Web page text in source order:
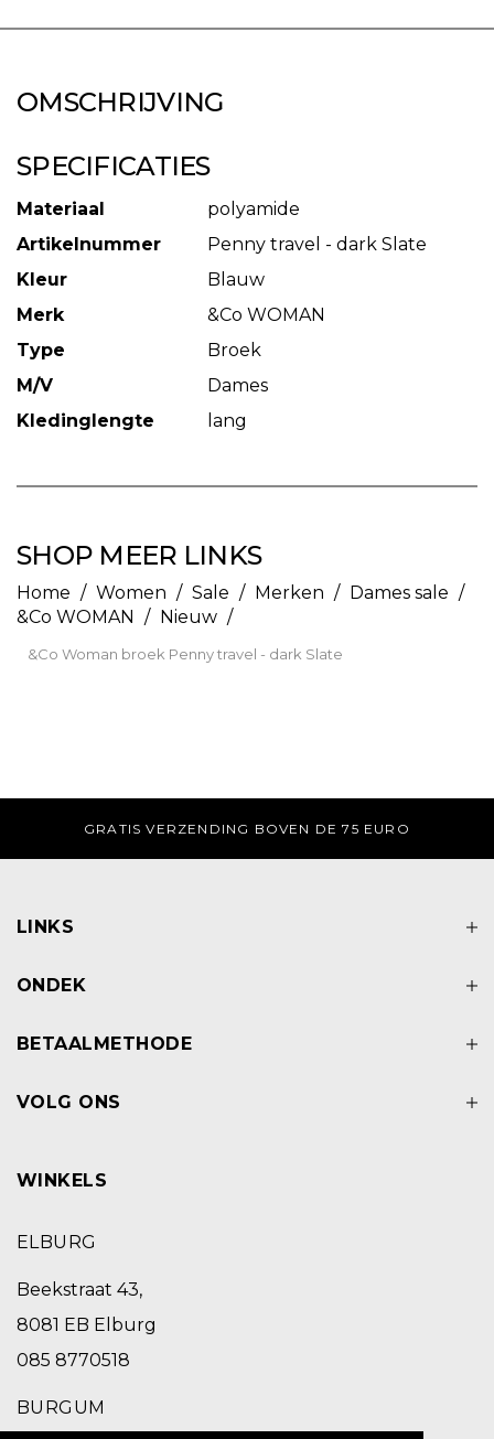
OMSCHRIJVING
SPECIFICATIES
Materiaal
polyamide
Artikelnummer
Penny travel - dark Slate
Kleur
Blauw
Merk
&Co WOMAN
Type
Broek
M/V
Dames
Kledinglengte
lang
SHOP MEER LINKS
Home / Women / Sale / Merken / Dames sale /
&Co WOMAN / Nieuw /
&Co Woman broek Penny travel - dark Slate
DI-ZA VOOR 17:00 UUR BESTELD,
LINKS
ONDEK
BETAALMETHODE
VOLG ONS
WINKELS
ELBURG
Beekstraat 43,
8081 EB Elburg
085 8770518
BURGUM